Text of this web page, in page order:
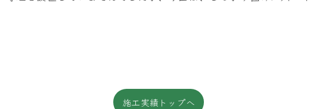
施工実績トップへ